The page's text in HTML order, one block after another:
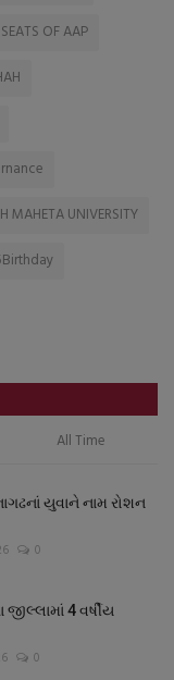
OF AAP
MAHETA UNIVERSITY
All Time
યુવાને નામ રોશન
0
4 વર્ષીય
0